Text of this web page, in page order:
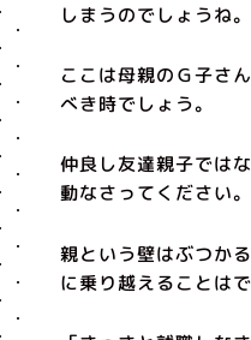
しまうのでしょうね。
ここは母親のＧ子さ
べき時でしょう。
仲良し友達親子では
動なさってください。
親という壁はぶつか
に乗り越えることはで